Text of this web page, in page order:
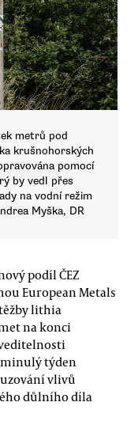
metrů pod
krušnohorských
pomocí
by vedl přes
na vodní režim
Myška, DR
podíl ČEZ
European Metals
lithia
na konci
týden
vlivů
důlního díla